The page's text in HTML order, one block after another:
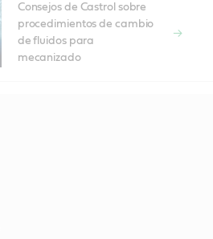
Consejos de Castrol sobre
procedimientos de cambio
de fluidos para
mecanizado